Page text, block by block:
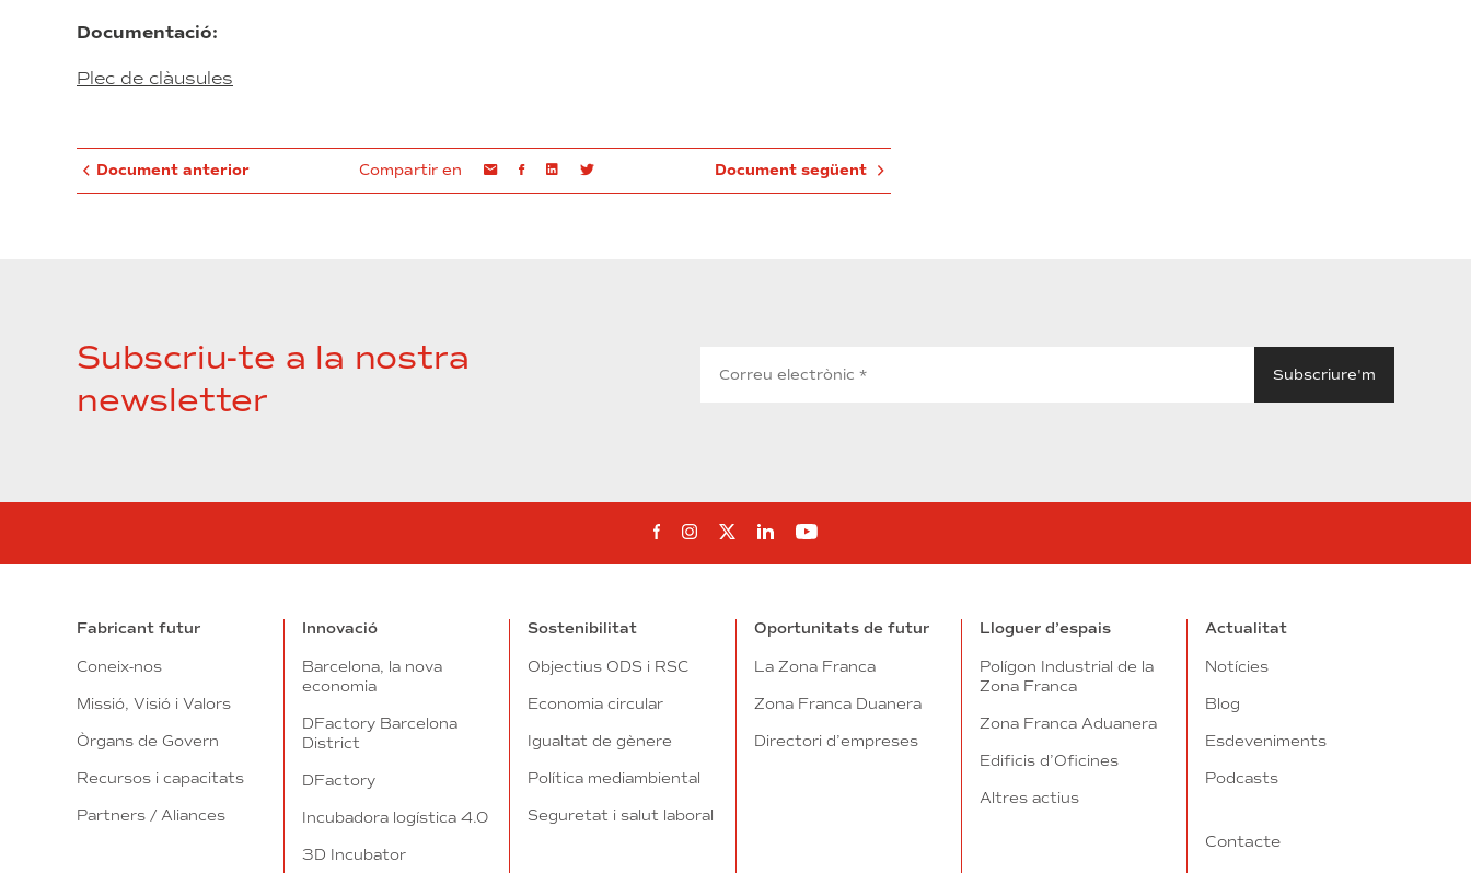
Documentació:
Plec de clàusules
Document anterior Compartir en EmailFacebookLinkedin Document següent
Subscriu-te a la nostra
newsletter
Segueix-nos al Facebook
Segueix-nos a Instagram
Segueix-nos a Twitter
Segueix-nos a Linkedin
Segueix-nos a Youtube
Fabricant futur
Coneix-nos
Missió, Visió i Valors
Òrgans de Govern
Recursos i capacitats
Partners / Aliances
Innovació
Barcelona, la nova
economia
DFactory Barcelona
District
DFactory
Incubadora logística 4.0
3D Incubator
Sostenibilitat
Objectius ODS i RSC
Economia circular
Igualtat de gènere
Política mediambiental
Seguretat i salut laboral
Oportunitats de futur
La Zona Franca
Zona Franca Duanera
Directori d’empreses
Lloguer d’espais
Polígon Industrial de la
Zona Franca
Zona Franca Aduanera
Edificis d’Oficines
Altres actius
Actualitat
Notícies
Blog
Esdeveniments
Podcasts
Contacte